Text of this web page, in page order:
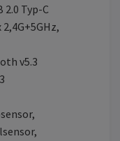
Typ-C
v5.3